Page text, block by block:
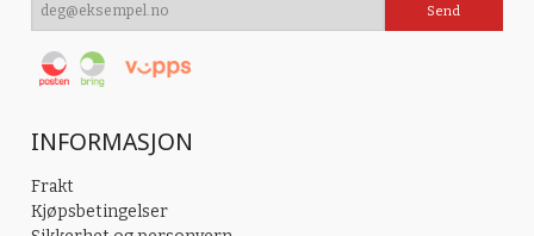
INFORMASJON
Frakt
Kjøpsbetingelser